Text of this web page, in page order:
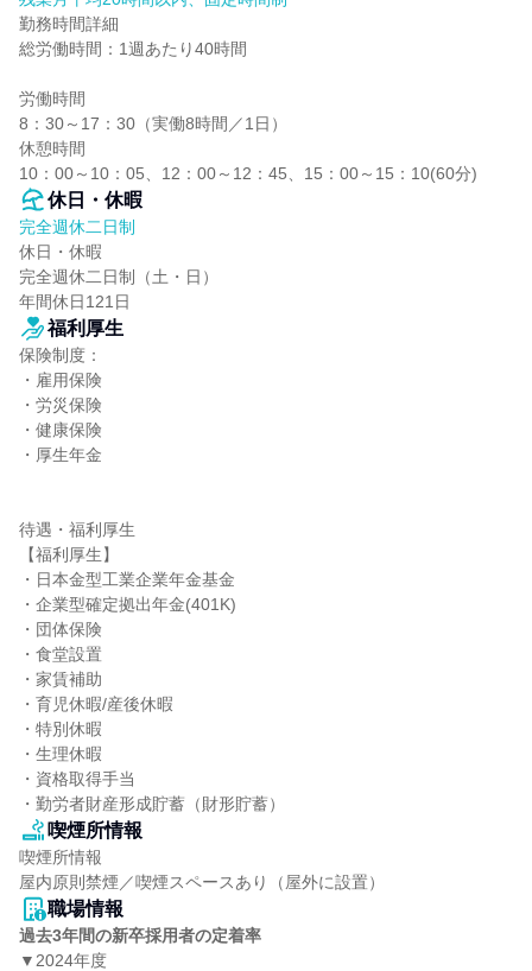
勤務時間詳細
総労働時間：1週あたり40時間
労働時間
8：30～17：30（実働8時間／1日）
休憩時間
10：00～10：05、12：00～12：45、15：00～15：10(60分)
休日・休暇
完全週休二日制
休日・休暇
完全週休二日制（土・日）
年間休日121日
福利厚生
保険制度：
・雇用保険
・労災保険
・健康保険
・厚生年金
待遇・福利厚生
【福利厚生】
・日本金型工業企業年金基金
・企業型確定拠出年金(401K)
・団体保険
・食堂設置
・家賃補助
・育児休暇/産後休暇
・特別休暇
・生理休暇
・資格取得手当
・勤労者財産形成貯蓄（財形貯蓄）
喫煙所情報
喫煙所情報
屋内原則禁煙／喫煙スペースあり（屋外に設置）
職場情報
過去3年間の新卒採用者の定着率
▼2024年度